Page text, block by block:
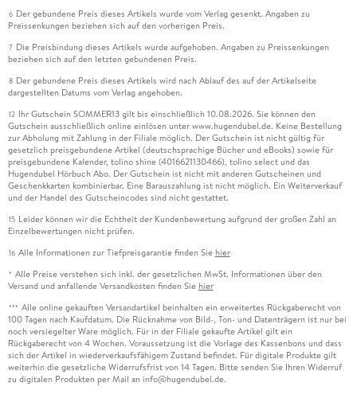
6 Der gebundene Preis dieses Artikels wurde vom Verlag gesenkt. Angaben zu
Preissenkungen beziehen sich auf den vorherigen Preis.
7 Die Preisbindung dieses Artikels wurde aufgehoben. Angaben zu Preissenkungen
beziehen sich auf den letzten gebundenen Preis.
8 Der gebundene Preis dieses Artikels wird nach Ablauf des auf der Artikelseite
dargestellten Datums vom Verlag angehoben.
12 Ihr Gutschein SOMMER13 gilt bis einschließlich 10.08.2026. Sie können den
Gutschein ausschließlich online einlösen unter www.hugendubel.de. Keine Bestellung
zur Abholung mit Zahlung in der Filiale möglich. Der Gutschein ist nicht gültig für
gesetzlich preisgebundene Artikel (deutschsprachige Bücher und eBooks) sowie für
preisgebundene Kalender, tolino shine (4016621130466), tolino select und das
Hugendubel Hörbuch Abo. Der Gutschein ist nicht mit anderen Gutscheinen und
Geschenkkarten kombinierbar. Eine Barauszahlung ist nicht möglich. Ein Weiterverkauf
und der Handel des Gutscheincodes sind nicht gestattet.
15 Leider können wir die Echtheit der Kundenbewertung aufgrund der großen Zahl an
Einzelbewertungen nicht prüfen.
16 Alle Informationen zur Tiefpreisgarantie finden Sie hier
* Alle Preise verstehen sich inkl. der gesetzlichen MwSt. Informationen über den
Versand und anfallende Versandkosten finden Sie hier
*** Alle online gekauften Versandartikel beinhalten ein erweitertes Rückgaberecht von
100 Tagen nach Kaufdatum. Die Rücknahme von Bild-, Ton- und Datenträgern ist nur bei
noch versiegelter Ware möglich. Für in der Filiale gekaufte Artikel gilt ein
Rückgaberecht von 4 Wochen. Voraussetzung ist die Vorlage des Kassenbons und dass
sich der Artikel in wiederverkaufsfähigem Zustand befindet. Für digitale Produkte gilt
weiterhin die gesetzliche Widerrufsfrist von 14 Tagen. Bitte senden Sie Ihren Widerruf
zu digitalen Produkten per Mail an info@hugendubel.de.